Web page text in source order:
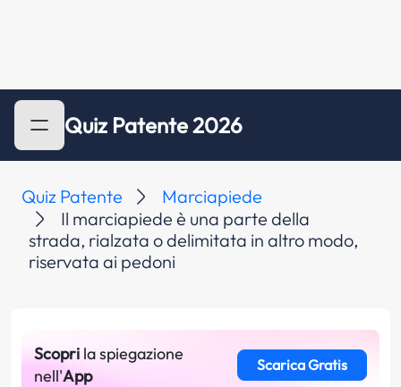
Quiz Patente 2026
Quiz Patente
Marciapiede
Il marciapiede è una parte della
strada, rialzata o delimitata in altro modo,
riservata ai pedoni
Scopri la spiegazione
nell'App
Scarica Gratis